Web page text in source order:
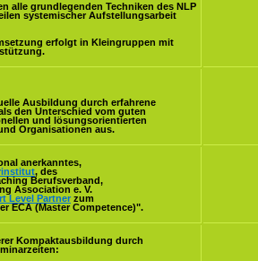
alle grundlegenden Techniken des NLP
systemischer Aufstellungsarbeit
erfolgt in Kleingruppen mit
Ausbildung durch erfahrene
den Unterschied vom guten
und lösungsorientierten
Organisationen aus.
anerkanntes,
, des
Berufsverband,
Association e. V.
Level Partner zum
ECA (Master Competence)".
Kompaktausbildung durch